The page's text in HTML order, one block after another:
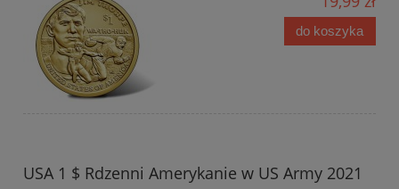
do koszyka
USA 1 $ Rdzenni Amerykanie w US Army 2021